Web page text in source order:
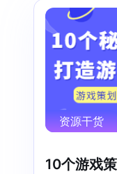
资源干货
10个游戏